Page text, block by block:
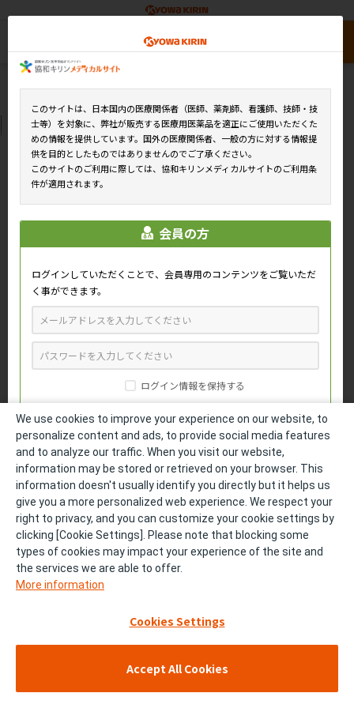
We use cookies to improve your experience on our website, to
personalize content and ads, to provide social media features
and to analyze our traffic. When you visit our website,
information may be stored or retrieved on your browser. This
information doesn't usually identify you directly but it helps us
give you a more personalized web experience. We respect your
right to privacy, and you can customize your cookie settings by
clicking [Cookie Settings]. Please note that blocking some
types of cookies may impact your experience of the site and
the services we are able to offer.
More information
Accept All Cookies
Cookies Settings
このサイトは、日本国内の医療関係者（医師、薬剤師、看護師、技師・技
士等）を対象に、弊社が販売する医療用医薬品を適正にご使用いただくた
めの情報を提供しています。国外の医療関係者、一般の方に対する情報提
供を目的としたものではありませんのでご了承ください。
このサイトのご利用に際しては、協和キリンメディカルサイトのご利用条
件が適用されます。
医療関係者の方は、製品基本情報と一部コンテンツをご覧いただけ
ます。
会員の方
ログインしていただくことで、会員専用のコンテンツをご覧いただ
く事ができます。
ログイン情報を保持する
パスワードをお忘れの方
medパスでログイン
DLinkでログイン